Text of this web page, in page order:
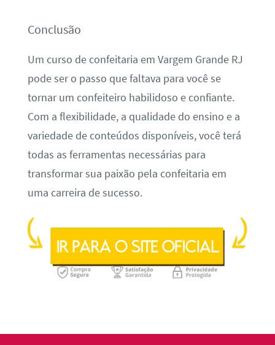
Conclusão
Um curso de confeitaria em Vargem Grande RJ
pode ser o passo que faltava para você se
tornar um confeiteiro habilidoso e confiante.
Com a flexibilidade, a qualidade do ensino e a
variedade de conteúdos disponíveis, você terá
todas as ferramentas necessárias para
transformar sua paixão pela confeitaria em
uma carreira de sucesso.